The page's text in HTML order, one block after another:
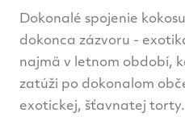
Dokonalé spojenie
dokonca zázvoru -
najmä v letnom období,
zatúži po dokonalom
exotickej, šťavnatej torty.